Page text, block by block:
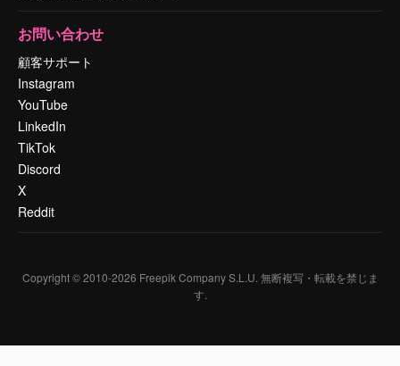
お問い合わせ
顧客サポート
Instagram
YouTube
LinkedIn
TikTok
Discord
X
Reddit
Copyright © 2010-2026 Freepik Company S.L.U. 無断複写・転載を禁じま
す.